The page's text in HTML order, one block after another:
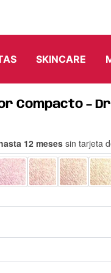
SKINCARE
Compacto –
12 meses sin tarjeta